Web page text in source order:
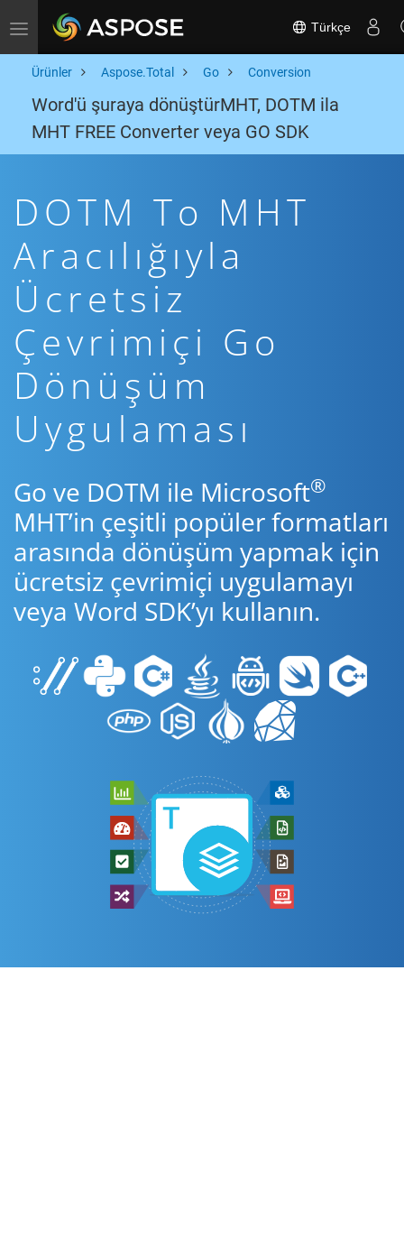
Toggle navigation Türkçe
Ürünler Aspose.Total Go Conversion
Word'ü şuraya dönüştürMHT, DOTM ila
MHT FREE Converter veya GO SDK
DOTM To MHT
Aracılığıyla
Ücretsiz
Çevrimiçi Go
Dönüşüm
Uygulaması
Go ve DOTM ile Microsoft®
MHT’in çeşitli popüler formatları
arasında dönüşüm yapmak için
ücretsiz çevrimiçi uygulamayı
veya Word SDK’yı kullanın.